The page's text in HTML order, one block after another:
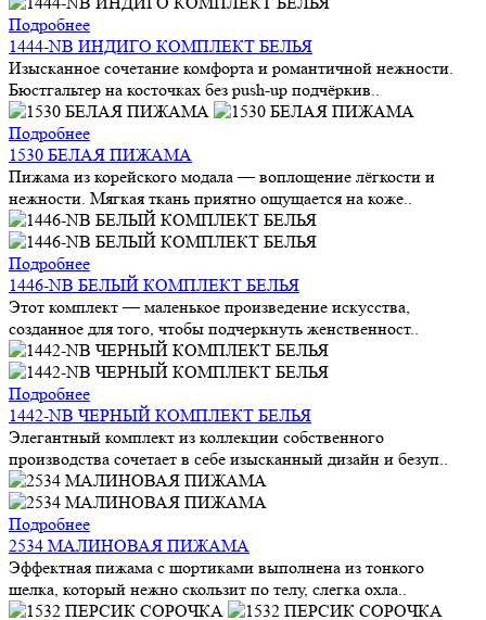
Подробнее
1444-NB ИНДИГО КОМПЛЕКТ БЕЛЬЯ
Изысканное сочетание комфорта и романтичной нежности.
Бюстгальтер на косточках без push-up подчёркив..
Подробнее
1530 БЕЛАЯ ПИЖАМА
Пижама из корейского модала — воплощение лёгкости и
нежности. Мягкая ткань приятно ощущается на коже..
Подробнее
1446-NB БЕЛЫЙ КОМПЛЕКТ БЕЛЬЯ
Этот комплект — маленькое произведение искусства,
созданное для того, чтобы подчеркнуть женственност..
Подробнее
1442-NB ЧЕРНЫЙ КОМПЛЕКТ БЕЛЬЯ
Элегантный комплект из коллекции собственного
производства сочетает в себе изысканный дизайн и безуп..
Подробнее
2534 МАЛИНОВАЯ ПИЖАМА
Эффектная пижама с шортиками выполнена из тонкого
шелка, который нежно скользит по телу, слегка охла..